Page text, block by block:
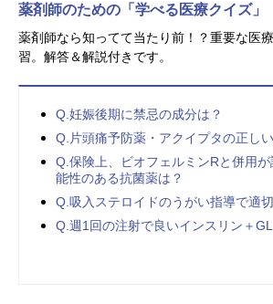
薬剤師のための「学べる医療クイズ」
薬剤師なら知ってて当たり前！？重要な医
習。解答＆解説付きです。
Q.妊娠後期に禁忌の成分は？
Q.片頭痛予防薬・アクイプタの正し
Q.保険上、ビオフェルミンRと併用
能性のある抗菌薬は？
Q.吸入ステロイドのうがい指導で適
Q.週1回の注射で良いインスリン＋